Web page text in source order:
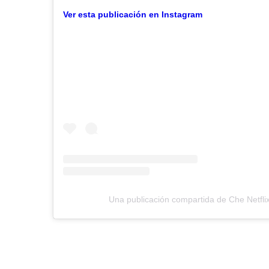
Ver esta publicación en Instagram
Una publicación compartida de Che